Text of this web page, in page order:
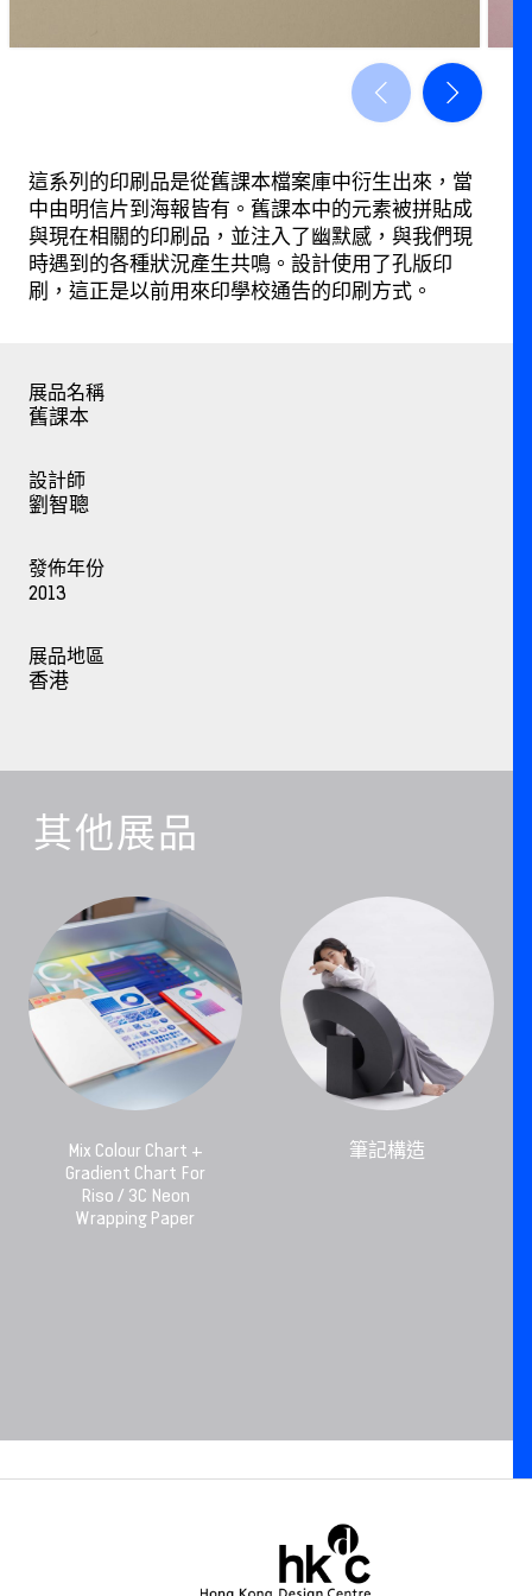
這系列的印刷品是從舊課本檔案庫中衍生出來，當
中由明信片到海報皆有。舊課本中的元素被拼貼成
與現在相關的印刷品，並注入了幽默感，與我們現
時遇到的各種狀況產生共鳴。設計使用了孔版印
刷，這正是以前用來印學校通告的印刷方式。
展品名稱
舊課本
設計師
劉智聰
發佈年份
2013
展品地區
香港
其他展品
Mix Colour Chart +
Gradient Chart For
Riso / 3C Neon
Wrapping Paper
筆記構造